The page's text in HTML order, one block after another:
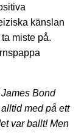
känslan
miste på.
Bond
med på ett
var ballt! Men